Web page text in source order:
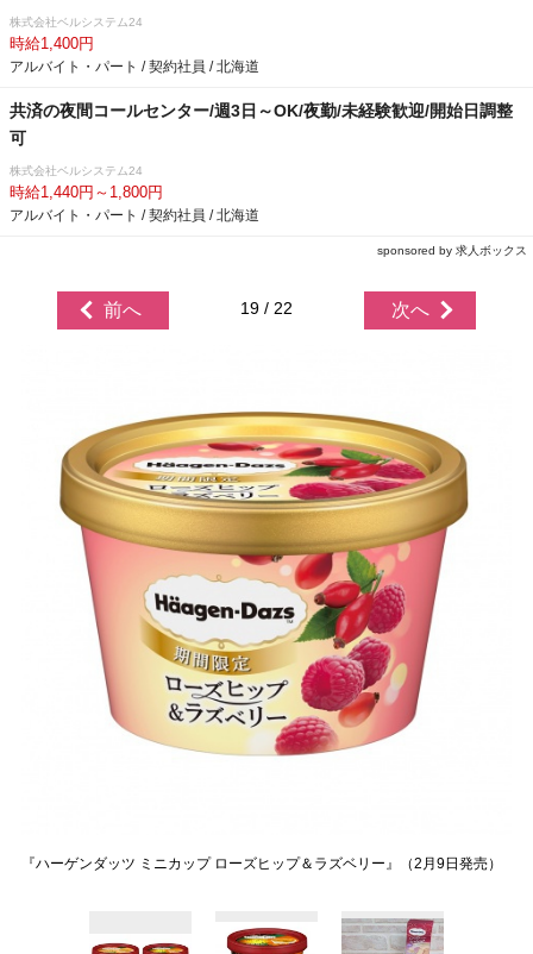
株式会社ベルシステム24
時給1,400円
アルバイト・パート / 契約社員 / 北海道
共済の夜間コールセンター/週3日～OK/夜勤/未経験歓迎/開始日調整
可
株式会社ベルシステム24
時給1,440円～1,800円
アルバイト・パート / 契約社員 / 北海道
sponsored by 求人ボックス
前へ 19 / 22 次へ
『ハーゲンダッツ ミニカップ ローズヒップ＆ラズベリー』（2月9日発売）